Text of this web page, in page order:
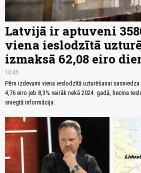
Latvijā ir aptuveni
viena ieslodzītā
izmaksā 62,08 eiro
10:45
Pērn izdevumi viena ieslodzītā uzturēšanai
4,76 eiro jeb 8,3% vairāk nekā 2024. gadā, liecina
sniegtā informācija.